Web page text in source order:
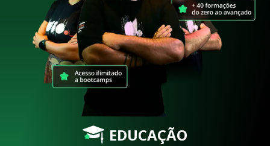
EDUCAÇÃO